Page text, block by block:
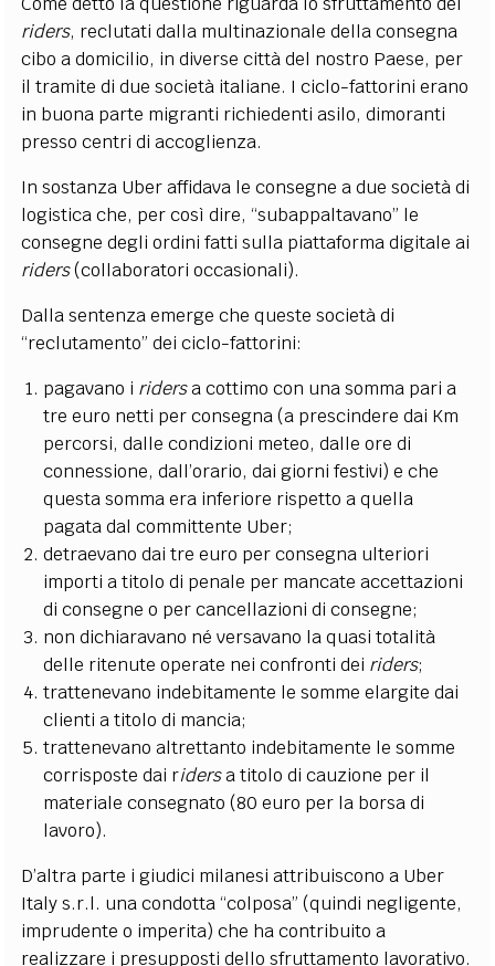
riders, reclutati dalla multinazionale della consegna
cibo a domicilio, in diverse città del nostro Paese, per
il tramite di due società italiane. I ciclo-fattorini erano
in buona parte migranti richiedenti asilo, dimoranti
presso centri di accoglienza.
In sostanza Uber affidava le consegne a due società di
logistica che, per così dire, “subappaltavano” le
consegne degli ordini fatti sulla piattaforma digitale ai
riders(collaboratori occasionali).
Dalla sentenza emerge che queste società di
“reclutamento” dei ciclo-fattorini:
pagavano i ridersa cottimo con una somma pari a
tre euro netti per consegna (a prescindere dai Km
percorsi, dalle condizioni meteo, dalle ore di
connessione, dall’orario, dai giorni festivi) e che
questa somma era inferiore rispetto a quella
pagata dal committente Uber;
detraevano dai tre euro per consegna ulteriori
importi a titolo di penale per mancate accettazioni
di consegne o per cancellazioni di consegne;
non dichiaravano né versavano la quasi totalità
delle ritenute operate nei confronti dei riders;
trattenevano indebitamente le somme elargite dai
clienti a titolo di mancia;
trattenevano altrettanto indebitamente le somme
corrisposte dai ridersa titolo di cauzione per il
materiale consegnato (80 euro per la borsa di
lavoro).
D’altra parte i giudici milanesi attribuiscono a Uber
Italy s.r.l. una condotta “colposa” (quindi negligente,
imprudente o imperita) che ha contribuito a
realizzare i presupposti dello sfruttamento lavorativo.